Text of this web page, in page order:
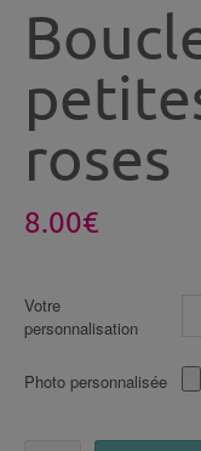
roses
8.00€
Votre
personnalisation
Photo personnalisée